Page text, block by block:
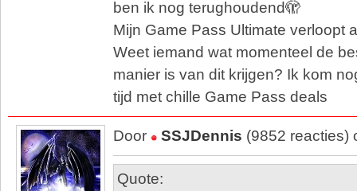
ben ik nog terughoudend🫣
Mijn Game Pass Ultimate verloopt
Weet iemand wat momenteel de
manier is van dit krijgen? Ik kom
tijd met chille Game Pass deals
Door SSJDennis (9852 reacties)
Quote: